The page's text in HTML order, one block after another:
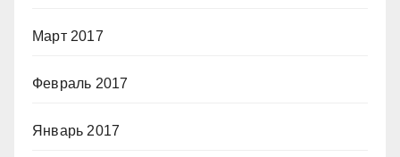
Март 2017
Февраль 2017
Январь 2017